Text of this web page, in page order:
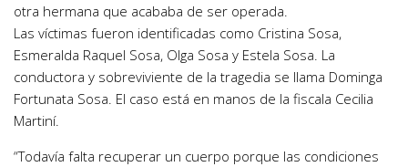
otra hermana que acababa de ser operada.
Las víctimas fueron identificadas como Cristina Sosa,
Esmeralda Raquel Sosa, Olga Sosa y Estela Sosa. La
conductora y sobreviviente de la tragedia se llama Dominga
Fortunata Sosa. El caso está en manos de la fiscala Cecilia
Martiní.
“Todavía falta recuperar un cuerpo porque las condiciones